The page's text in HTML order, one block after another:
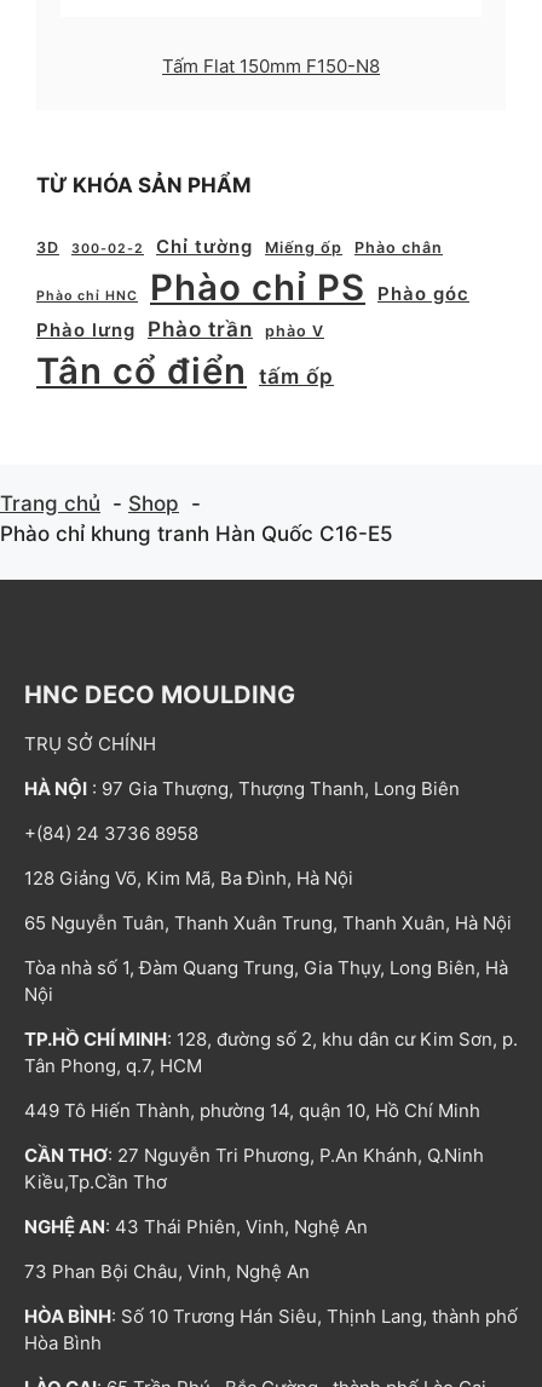
Tấm Flat 150mm F150-N8
TỪ KHÓA SẢN PHẨM
3D 300-02-2 Chỉ tường Miếng ốp Phào chân
Phào chỉ HNC Phào chỉ PS
Phào góc
Phào lưng
Phào trần phào V
Tân cổ điển tấm ốp
Trang chủ
Shop
Phào chỉ khung tranh Hàn Quốc C16-E5
HNC DECO MOULDING
TRỤ SỞ CHÍNH
HÀ NỘI : 97 Gia Thượng, Thượng Thanh, Long Biên
+(84) 24 3736 8958
128 Giảng Võ, Kim Mã, Ba Đình, Hà Nội
65 Nguyễn Tuân, Thanh Xuân Trung, Thanh Xuân, Hà Nội
Tòa nhà số 1, Đàm Quang Trung, Gia Thụy, Long Biên, Hà
Nội
TP.HỒ CHÍ MINH: 128, đường số 2, khu dân cư Kim Sơn, p.
Tân Phong, q.7, HCM
449 Tô Hiến Thành, phường 14, quận 10, Hồ Chí Minh
CẦN THƠ: 27 Nguyễn Tri Phương, P.An Khánh, Q.Ninh
Kiều,Tp.Cần Thơ
NGHỆ AN: 43 Thái Phiên, Vinh, Nghệ An
73 Phan Bội Châu, Vinh, Nghệ An
HÒA BÌNH: Số 10 Trương Hán Siêu, Thịnh Lang, thành phố
Hòa Bình